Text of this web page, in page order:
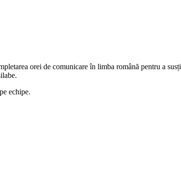
orei de comunicare în limba română pentru a
echipe.